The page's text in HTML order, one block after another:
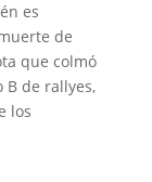
es
de
que colmó
B de rallyes,
los